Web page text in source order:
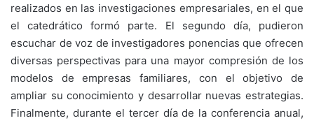
realizados en las investigaciones empresariales, en el que
el catedrático formó parte. El segundo día, pudieron
escuchar de voz de investigadores ponencias que ofrecen
diversas perspectivas para una mayor compresión de los
modelos de empresas familiares, con el objetivo de
ampliar su conocimiento y desarrollar nuevas estrategias.
Finalmente, durante el tercer día de la conferencia anual,